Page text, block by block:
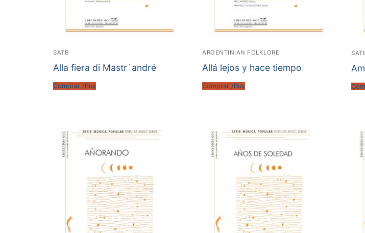
SATB
Alla fiera di Mastr´andré
Comprar /Buy
ARGENTINIAN FOLKLORE
Allá lejos y hace tiempo
Comprar /Buy